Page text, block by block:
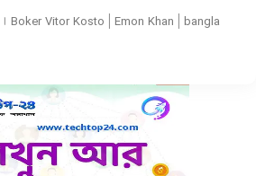
পদ্ধতি
Boker Vitor Kosto | Emon Khan | bangla